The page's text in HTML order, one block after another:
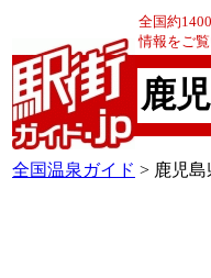
全国約
情報をご覧
鹿
全国温泉ガイド > 鹿児島